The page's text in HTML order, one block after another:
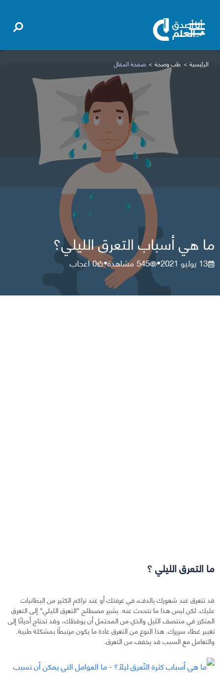
الرئيسية طب وصحة صفحة المقال
ما هي أسباب التعرق الليلي؟
13 يوليو 2021 •
545مشاهدة•
0اعجاب
ما التعرق الليلي ؟
قد تتعرق عند شعورك بالدفء في غرفتك أو عند تراكم الكثير من البطانيات
عليك. لكن ليس هذا ما نتحدث عنه. يشير مصطلح "التعرق الليلي" إلى التعرق
المتكرر في منتصف الليل والذي من المحتمل أن يوقظك، وقد تحتاج أحيانًا إلى
تغيير غطاء سريرك. هذا النوع من التعرق عادة ما يكون مرتبطًا بمشكلة طبية.
والتعامل مع السبب قد يخفف من التعرق.